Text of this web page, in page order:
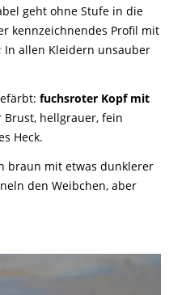
geht ohne Stufe in die
kennzeichnendes Profil mit
allen Kleidern unsauber
fuchsroter Kopf mit
Brust, hellgrauer, fein
Heck.
braun mit etwas dunklerer
den Weibchen, aber